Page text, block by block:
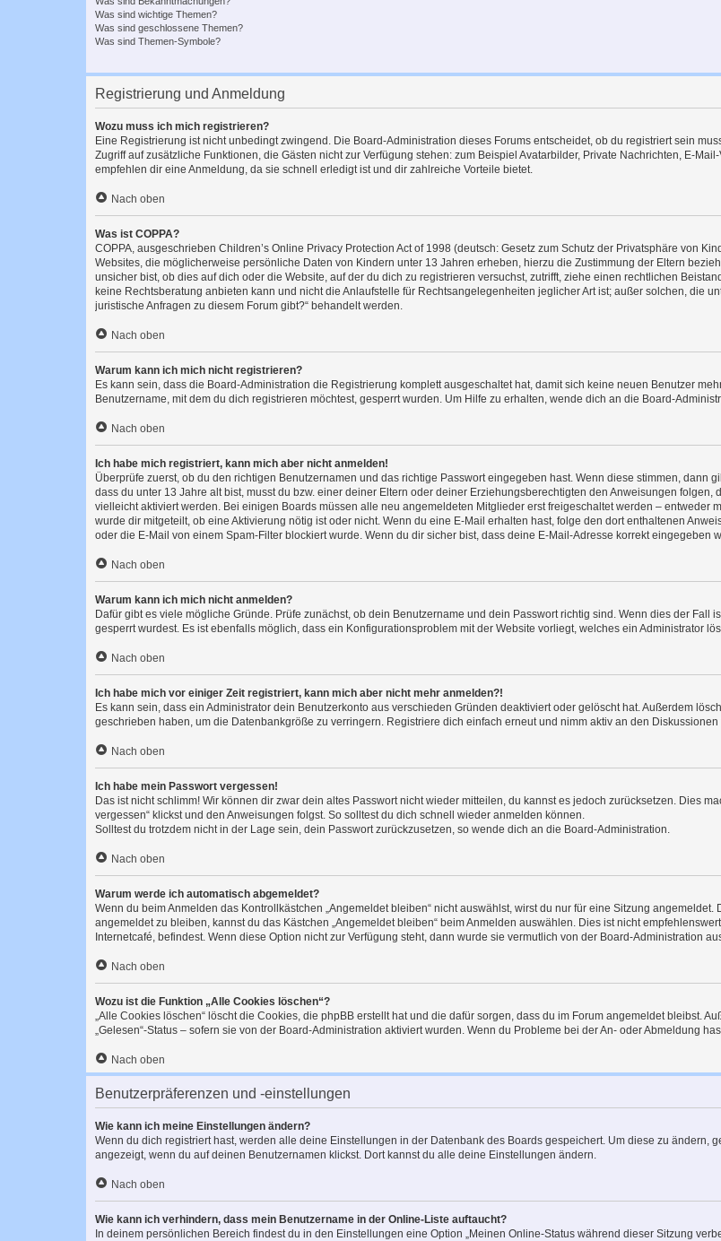
Was sind wichtige Themen?
Was sind geschlossene Themen?
Was sind Themen-Symbole?
Registrierung und Anmeldung
Wozu muss ich mich registrieren?
Eine Registrierung ist nicht unbedingt zwingend. Die Board-Administration dieses Forums entscheidet, ob du registriert sein
Zugriff auf zusätzliche Funktionen, die Gästen nicht zur Verfügung stehen: zum Beispiel Avatarbilder, Private Nachrichten, E-
empfehlen dir eine Anmeldung, da sie schnell erledigt ist und dir zahlreiche Vorteile bietet.
Nach oben
Was ist COPPA?
COPPA, ausgeschrieben Children’s Online Privacy Protection Act of 1998 (deutsch: Gesetz zum Schutz der Privatsphäre von
Websites, die möglicherweise persönliche Daten von Kindern unter 13 Jahren erheben, hierzu die Zustimmung der Eltern
unsicher bist, ob dies auf dich oder die Website, auf der du dich zu registrieren versuchst, zutrifft, ziehe einen rechtlichen
keine Rechtsberatung anbieten kann und nicht die Anlaufstelle für Rechtsangelegenheiten jeglicher Art ist; außer solchen, die
juristische Anfragen zu diesem Forum gibt?“ behandelt werden.
Nach oben
Warum kann ich mich nicht registrieren?
Es kann sein, dass die Board-Administration die Registrierung komplett ausgeschaltet hat, damit sich keine neuen Benutzer
Benutzername, mit dem du dich registrieren möchtest, gesperrt wurden. Um Hilfe zu erhalten, wende dich an die Board-
Nach oben
Ich habe mich registriert, kann mich aber nicht anmelden!
Überprüfe zuerst, ob du den richtigen Benutzernamen und das richtige Passwort eingegeben hast. Wenn diese stimmen, dann
dass du unter 13 Jahre alt bist, musst du bzw. einer deiner Eltern oder deiner Erziehungsberechtigten den Anweisungen
vielleicht aktiviert werden. Bei einigen Boards müssen alle neu angemeldeten Mitglieder erst freigeschaltet werden – entweder
wurde dir mitgeteilt, ob eine Aktivierung nötig ist oder nicht. Wenn du eine E-Mail erhalten hast, folge den dort enthaltenen
oder die E-Mail von einem Spam-Filter blockiert wurde. Wenn du dir sicher bist, dass deine E-Mail-Adresse korrekt eingegeben
Nach oben
Warum kann ich mich nicht anmelden?
Dafür gibt es viele mögliche Gründe. Prüfe zunächst, ob dein Benutzername und dein Passwort richtig sind. Wenn dies der
gesperrt wurdest. Es ist ebenfalls möglich, dass ein Konfigurationsproblem mit der Website vorliegt, welches ein Administrator
Nach oben
Ich habe mich vor einiger Zeit registriert, kann mich aber nicht mehr anmelden?!
Es kann sein, dass ein Administrator dein Benutzerkonto aus verschieden Gründen deaktiviert oder gelöscht hat. Außerdem
geschrieben haben, um die Datenbankgröße zu verringern. Registriere dich einfach erneut und nimm aktiv an den Diskussionen
Nach oben
Ich habe mein Passwort vergessen!
Das ist nicht schlimm! Wir können dir zwar dein altes Passwort nicht wieder mitteilen, du kannst es jedoch zurücksetzen. Dies
vergessen“ klickst und den Anweisungen folgst. So solltest du dich schnell wieder anmelden können.
Solltest du trotzdem nicht in der Lage sein, dein Passwort zurückzusetzen, so wende dich an die Board-Administration.
Nach oben
Warum werde ich automatisch abgemeldet?
Wenn du beim Anmelden das Kontrollkästchen „Angemeldet bleiben“ nicht auswählst, wirst du nur für eine Sitzung
angemeldet zu bleiben, kannst du das Kästchen „Angemeldet bleiben“ beim Anmelden auswählen. Dies ist nicht
Internetcafé, befindest. Wenn diese Option nicht zur Verfügung steht, dann wurde sie vermutlich von der Board-Administration
Nach oben
Wozu ist die Funktion „Alle Cookies löschen“?
„Alle Cookies löschen“ löscht die Cookies, die phpBB erstellt hat und die dafür sorgen, dass du im Forum angemeldet bleibst.
„Gelesen“-Status – sofern sie von der Board-Administration aktiviert wurden. Wenn du Probleme bei der An- oder Abmeldung
Nach oben
Benutzerpräferenzen und -einstellungen
Wie kann ich meine Einstellungen ändern?
Wenn du dich registriert hast, werden alle deine Einstellungen in der Datenbank des Boards gespeichert. Um diese zu ändern,
angezeigt, wenn du auf deinen Benutzernamen klickst. Dort kannst du alle deine Einstellungen ändern.
Nach oben
Wie kann ich verhindern, dass mein Benutzername in der Online-Liste auftaucht?
In deinem persönlichen Bereich findest du in den Einstellungen eine Option „Meinen Online-Status während dieser Sitzung